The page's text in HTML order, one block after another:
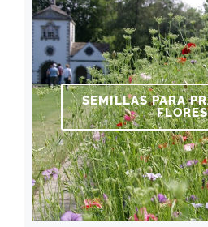
SEMILLAS PARA
FLORES